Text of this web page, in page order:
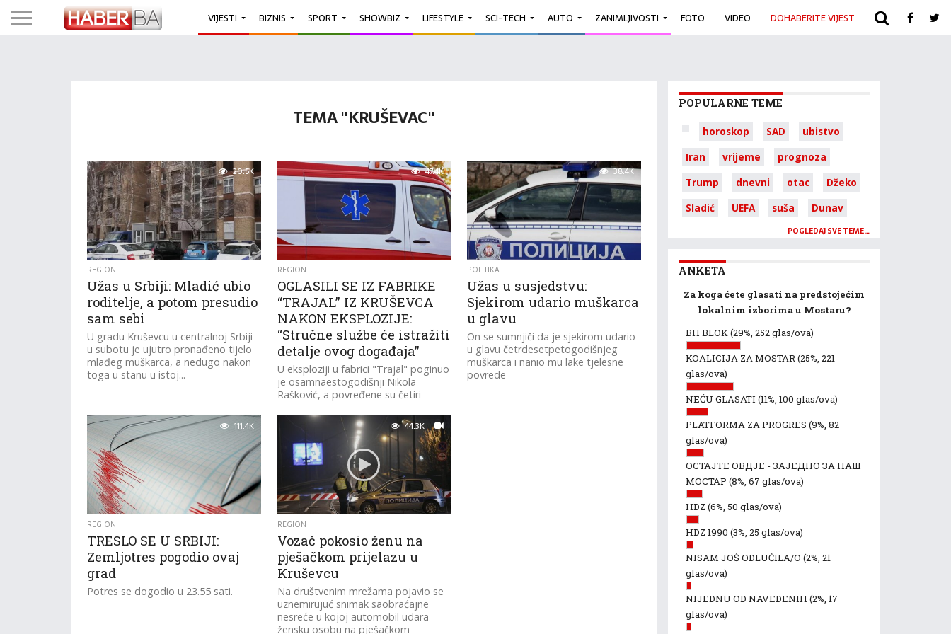
VIJESTI BIZNIS SPORT SHOWBIZ LIFESTYLE SCI-TECH AUTO ZANIMLJIVOSTI FOTO VIDEO DOHABERITE VIJEST ARHIVA
TEMA "KRUŠEVAC"
20.5K
REGION
Užas u Srbiji: Mladić ubio
roditelje, a potom presudio
sam sebi
U gradu Kruševcu u centralnoj Srbiji
u subotu je ujutro pronađeno tijelo
mlađeg muškarca, a nedugo nakon
toga u stanu u istoj...
47.4K
REGION
OGLASILI SE IZ FABRIKE
“TRAJAL” IZ KRUŠEVCA
NAKON EKSPLOZIJE:
“Stručne službe će istražiti
detalje ovog događaja”
U eksploziji u fabrici "Trajal" poginuo
je osamnaestogodišnji Nikola
Rašković, a povređene su četiri
kritičnom...
38.4K
POLITIKA
Užas u susjedstvu:
Sjekirom udario muškarca
u glavu
On se sumnjiči da je sjekirom udario
u glavu četrdesetpetogodišnjeg
muškarca i nanio mu lake tjelesne
povrede
111.4K
REGION
TRESLO SE U SRBIJI:
Zemljotres pogodio ovaj
grad
Potres se dogodio u 23.55 sati.
44.3K
REGION
Vozač pokosio ženu na
pješačkom prijelazu u
Kruševcu
Na društvenim mrežama pojavio se
uznemirujuć snimak saobraćajne
nesreće u kojoj automobil udara
žensku osobu na pješačkom
POPULARNE TEME
horoskop SAD
ubistvo
Iran
vrijeme
prognoza
Trump
dnevni otac
Džeko
Sladić
UEFA suša Dunav
POGLEDAJ SVE TEME…
ANKETA
Za koga ćete glasati na predstojećim
lokalnim izborima u Mostaru?
BH BLOK(29%, 252 glas/ova)
KOALICIJA ZA MOSTAR(25%, 221
glas/ova)
NEĆU GLASATI (11%, 100 glas/ova)
PLATFORMA ZA PROGRES (9%, 82
glas/ova)
ОСТАЈТЕ ОВДЈЕ - ЗАЈЕДНО ЗА НАШ
МОСТАР (8%, 67 glas/ova)
HDZ (6%, 50 glas/ova)
HDZ 1990 (3%, 25 glas/ova)
NISAM JOŠ ODLUČILA/O (2%, 21
glas/ova)
NIJEDNU OD NAVEDENIH (2%, 17
glas/ova)